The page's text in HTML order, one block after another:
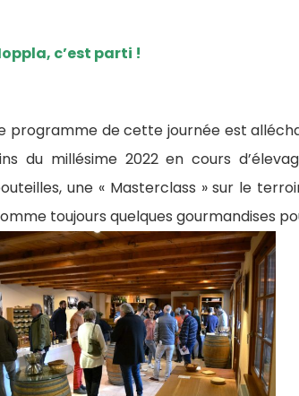
c’est parti !
programme de cette journée est
du millésime 2022 en cours
une « Masterclass » sur le
toujours quelques gourmandises